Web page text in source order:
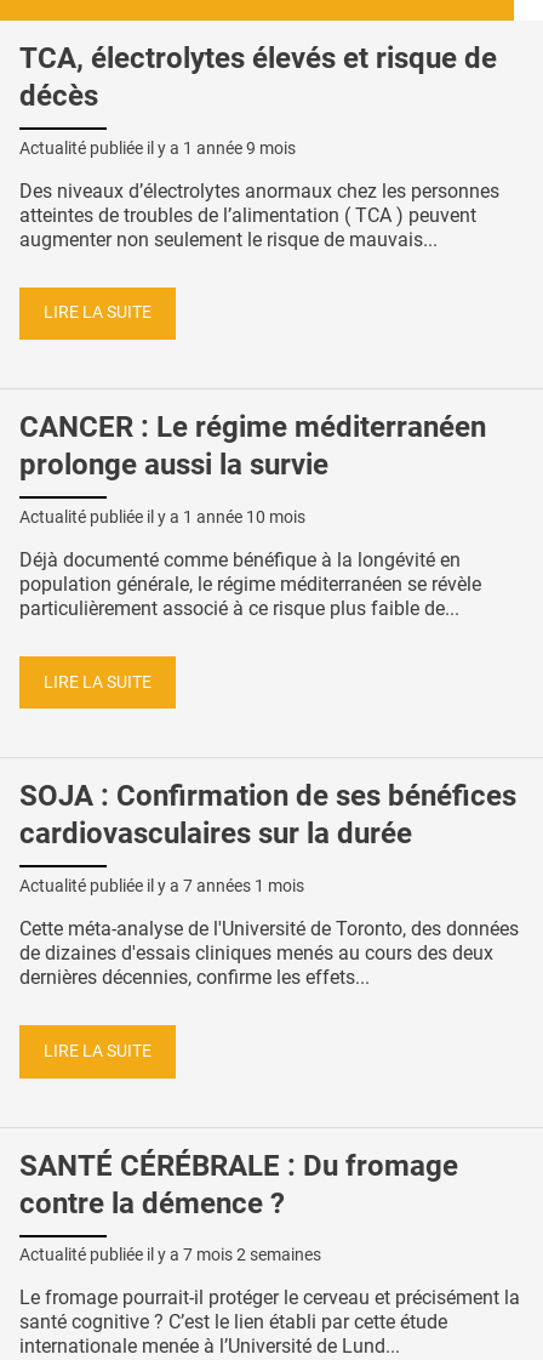
TCA, électrolytes élevés et risque de
décès
Actualité publiée il y a 1 année 9 mois
Des niveaux d’électrolytes anormaux chez les personnes
atteintes de troubles de l’alimentation ( TCA ) peuvent
augmenter non seulement le risque de mauvais...
LIRE LA SUITE
CANCER : Le régime méditerranéen
prolonge aussi la survie
Actualité publiée il y a 1 année 10 mois
Déjà documenté comme bénéfique à la longévité en
population générale, le régime méditerranéen se révèle
particulièrement associé à ce risque plus faible de...
LIRE LA SUITE
SOJA : Confirmation de ses bénéfices
cardiovasculaires sur la durée
Actualité publiée il y a 7 années 1 mois
Cette méta-analyse de l'Université de Toronto, des données
de dizaines d'essais cliniques menés au cours des deux
dernières décennies, confirme les effets...
LIRE LA SUITE
SANTÉ CÉRÉBRALE : Du fromage
contre la démence ?
Actualité publiée il y a 7 mois 2 semaines
Le fromage pourrait-il protéger le cerveau et précisément la
santé cognitive ? C’est le lien établi par cette étude
internationale menée à l’Université de Lund...